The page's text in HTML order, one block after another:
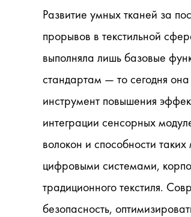
Развитие умных тканей за
прорывов в текстильной
выполняла лишь базовые
стандартам — то сегодня
инструмент повышения
интеграции сенсорных
волокон и способности
цифровыми системами,
традиционного текстиля.
безопасность,